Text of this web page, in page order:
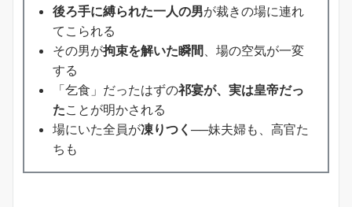
後ろ手に縛られた一人の男が裁きの場に連れ
てこられる
その男が拘束を解いた瞬間 、場の空気が一変
する
「乞食」だったはずの祁宴が、実は皇帝だっ
たことが明かされる
場にいた全員が凍りつく ──妹夫婦も、高官た
ちも